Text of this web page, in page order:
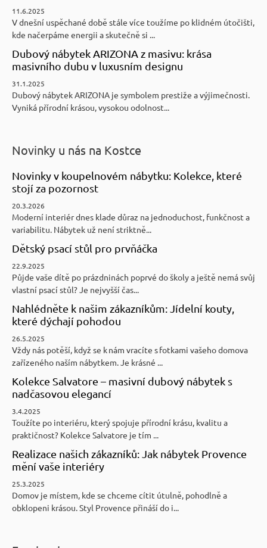
11.6.2025
V dnešní uspěchané době stále více toužíme po klidném útočišti,
kde načerpáme energii a skutečně si ...
Dubový nábytek ARIZONA z masivu: krása
masivního dubu v luxusním designu
31.1.2025
Dubový nábytek ARIZONA je symbolem prestiže a výjimečnosti.
Vyniká přírodní krásou, vysokou odolnost...
Novinky u nás na Kostce
Novinky v koupelnovém nábytku: Kolekce, které
stojí za pozornost
20.3.2026
Moderní interiér dnes klade důraz na jednoduchost, funkčnost a
variabilitu. Nábytek už není striktně...
Dětský psací stůl pro prvňáčka
22.9.2025
Půjde vaše dítě po prázdninách poprvé do školy a ještě nemá svůj
vlastní psací stůl? Je nejvyšší čas...
Nahlédněte k našim zákazníkům: Jídelní kouty,
které dýchají pohodou
26.5.2025
Vždy nás potěší, když se k nám vracíte s fotkami vašeho domova
zařízeného naším nábytkem. Je krásné ...
Kolekce Salvatore – masivní dubový nábytek s
nadčasovou elegancí
3.4.2025
Toužíte po interiéru, který spojuje přírodní krásu, kvalitu a
praktičnost? Kolekce Salvatore je tím ...
Realizace našich zákazníků: Jak nábytek Provence
mění vaše interiéry
25.3.2025
Domov je místem, kde se chceme cítit útulně, pohodlně a
obklopeni krásou. Styl Provence přináší do i...